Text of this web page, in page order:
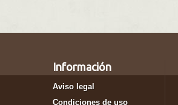
Información
Aviso legal
Condiciones de uso